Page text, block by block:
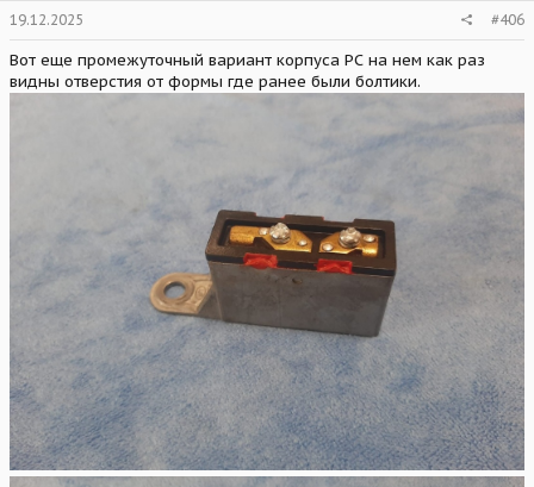
19.12.2025 #406
Вот еще промежуточный вариант корпуса РС на нем как раз
видны отверстия от формы где ранее были болтики.